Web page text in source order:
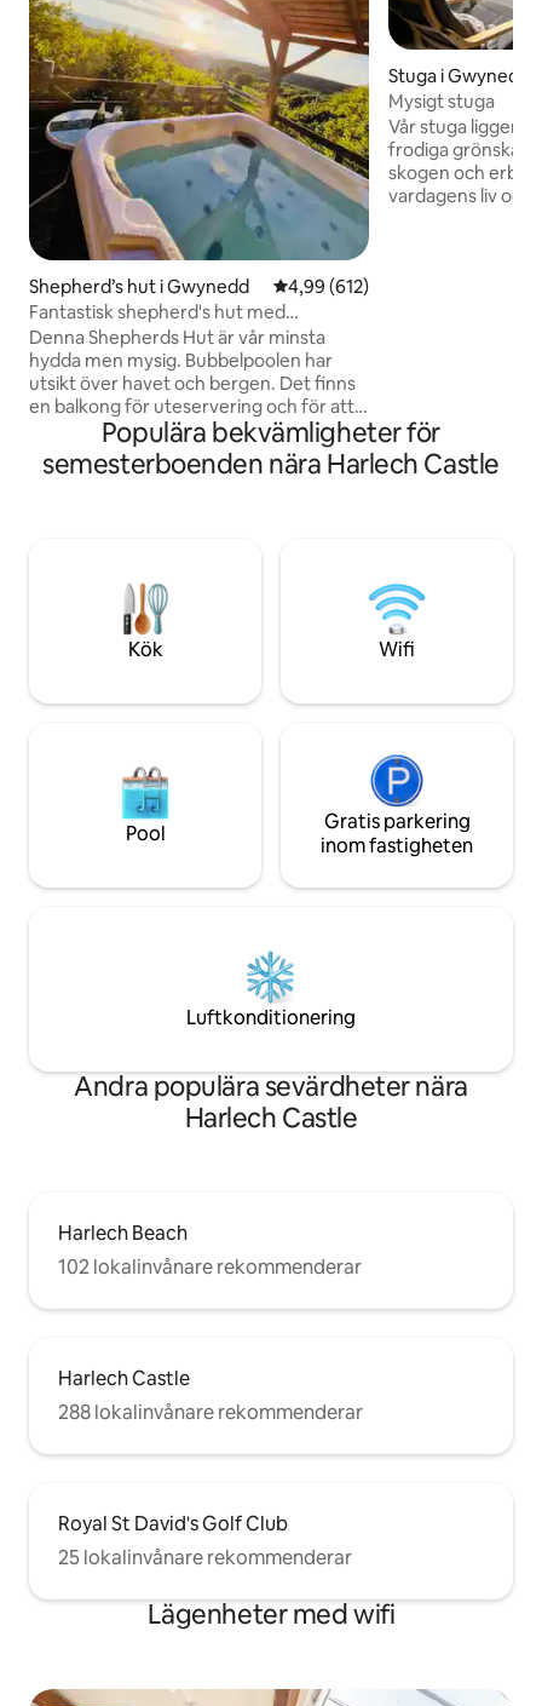
Shepherd’s hut i Gwynedd 4,99 av 5 i genomsnittligt
4,99 (612)
Fantastisk shepherd's hut med
bubbelpool och havsutsikt
Denna Shepherds Hut är vår minsta
hydda men mysig. Bubbelpoolen har
utsikt över havet och bergen. Det finns
en balkong för uteservering och för att
njuta av den fantastiska utsikten.
romantisk tillflykt i ett område med
enastående naturlig skönhet. Det är 5
på plats plus en grill, om du är 6 fot plus
titta på min andra hydda eller stuga
eftersom de är större
Stuga i Gwynedd
Mysigt stuga
Vår stuga ligger
frodiga grönskan
skogen och
vardagens liv och
själ.
Populära bekvämligheter för
semesterboenden nära Harlech Castle
Kök Wifi
Pool
Gratis parkering
inom fastigheten
Luftkonditionering
Andra populära sevärdheter nära
Harlech Castle
Harlech Beach
102 lokalinvånare rekommenderar
Harlech Castle
288 lokalinvånare rekommenderar
Royal St David's Golf Club
25 lokalinvånare rekommenderar
Lägenheter med wifi